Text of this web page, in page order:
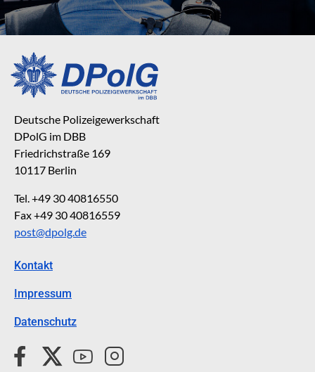
Deutsche Polizeigewerkschaft
DPolG im DBB
Friedrichstraße 169
10117 Berlin
Tel. +49 30 40816550
Fax +49 30 40816559
post@dpolg.de
Kontakt
Impressum
Datenschutz